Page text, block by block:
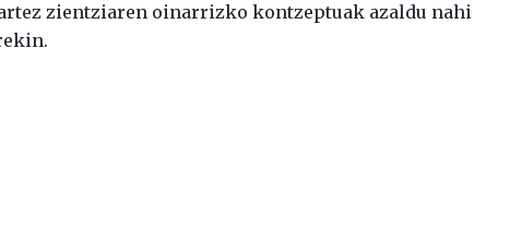
zientziaren oinarrizko kontzeptuak azaldu nahi